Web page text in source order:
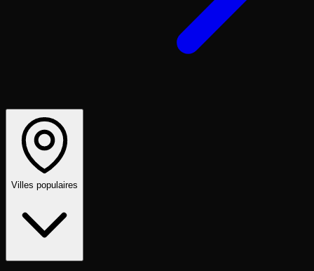
Villes populaires